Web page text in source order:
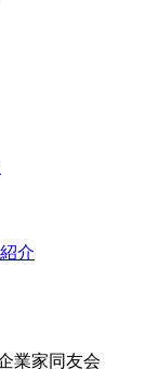
介
業家同友会